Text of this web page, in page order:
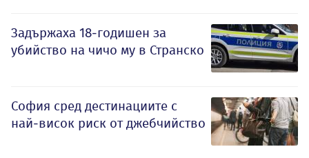
Задържаха 18-годишен за
убийство на чичо му в Странско
София сред дестинациите с
най-висок риск от джебчийство